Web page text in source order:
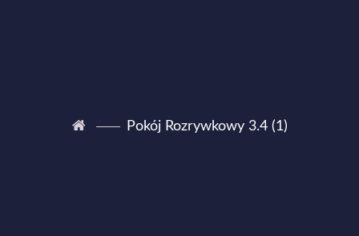
Pokój Rozrywkowy 3.4 (1)